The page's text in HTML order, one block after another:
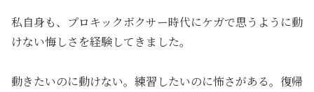
私自身も、プロキックボクサー時代にケガで思うように動
けない悔しさを経験してきました。
動きたいのに動けない。練習したいのに怖さがある。復帰